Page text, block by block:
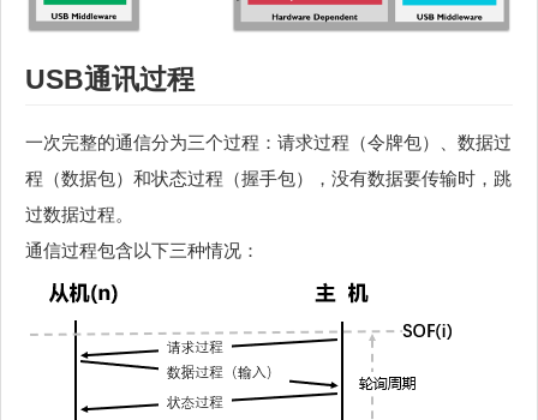
USB通讯过程
一次完整的通信分为三个过程：请求过程（令牌包）、数据过
程（数据包）和状态过程（握手包），没有数据要传输时，跳
过数据过程。
通信过程包含以下三种情况：